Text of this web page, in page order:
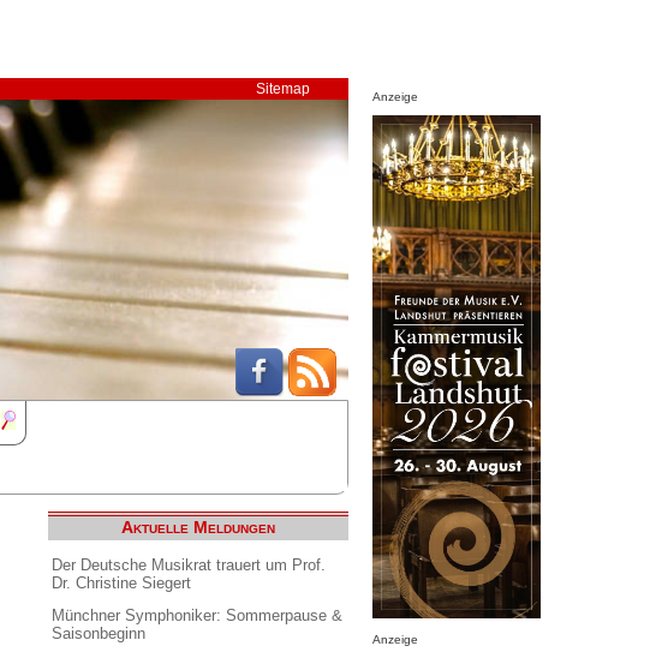
Sitemap
Aktuelle Meldungen
Der Deutsche Musikrat trauert um Prof.
Dr. Christine Siegert
Münchner Symphoniker: Sommerpause &
Saisonbeginn
Anzeige
Anzeige